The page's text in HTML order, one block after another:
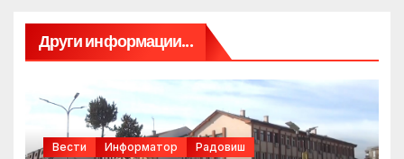
Други информации...
Вести Информатор Радовиш